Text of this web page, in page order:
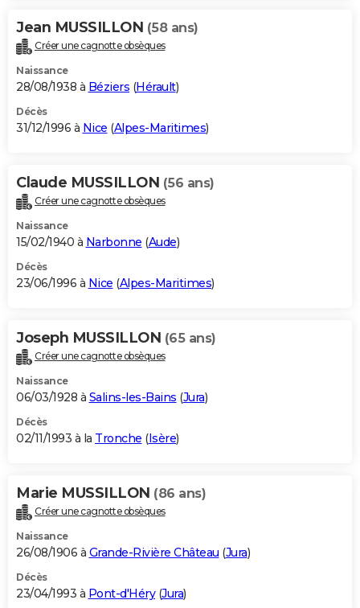
Jean MUSSILLON (58 ans)
Créer une cagnotte obsèques
Naissance
28/08/1938 à Béziers (Hérault)
Décès
31/12/1996 à Nice (Alpes-Maritimes)
Claude MUSSILLON (56 ans)
Créer une cagnotte obsèques
Naissance
15/02/1940 à Narbonne (Aude)
Décès
23/06/1996 à Nice (Alpes-Maritimes)
Joseph MUSSILLON (65 ans)
Créer une cagnotte obsèques
Naissance
06/03/1928 à Salins-les-Bains (Jura)
Décès
02/11/1993 à la Tronche (Isère)
Marie MUSSILLON (86 ans)
Créer une cagnotte obsèques
Naissance
26/08/1906 à Grande-Rivière Château (Jura)
Décès
23/04/1993 à Pont-d'Héry(Jura)